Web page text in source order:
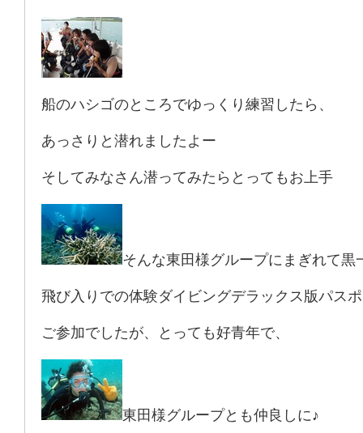
船のハシゴのところでゆっくり練習したら、
あっさりと潜れましたよー
そしてみなさん潜ってみたらとってもお上手
そんな東田様グループにまぎれて黒
飛び入りでの体験ダイビングデラックス版パス
ご参加でしたが、とっても好青年で、
東田様グループとも仲良しに♪